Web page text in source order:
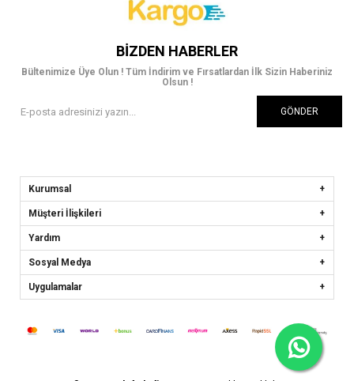
BIZDEN HABERLER
Bültenimize Üye Olun ! Tüm İndirim ve Fırsatlardan İlk Sizin Haberiniz
Olsun !
GÖNDER
Kurumsal
Müşteri İlişkileri
Yardım
Sosyal Medya
Uygulamalar